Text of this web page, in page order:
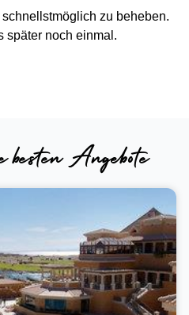
zu beheben.
später noch einmal.
besten Angebote